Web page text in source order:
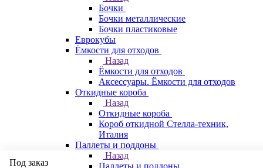
Бочки
Бочки металлические
Бочки пластиковые
Еврокубы
Ёмкости для отходов
Назад
Ёмкости для отходов
Аксессуары. Ёмкости для отходов
Откидные короба
Назад
Откидные короба
Короб откидной Стелла-техник,
Италия
Паллеты и поддоны
Назад
Паллеты и поддоны
Под заказ